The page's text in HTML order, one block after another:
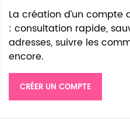
La création d’un
: consultation rapide,
adresses, suivre les
encore.
CRÉER UN COMPTE